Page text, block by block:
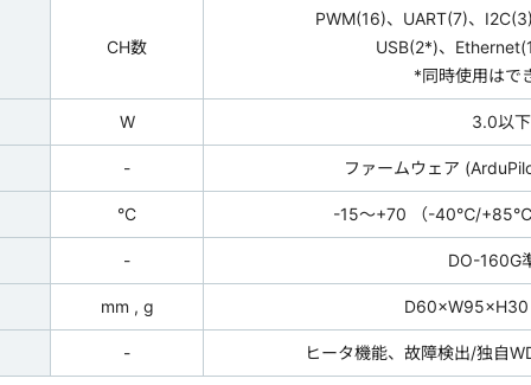
CH数
PWM(16)、UART(7)、
USB(2*)、
*同時使用はで
W 3.0以下
- ファームウェア
°C -15～+70 （-40℃/+85℃
- DO-160G
mm , g
- ヒータ機能、故障検出/独自